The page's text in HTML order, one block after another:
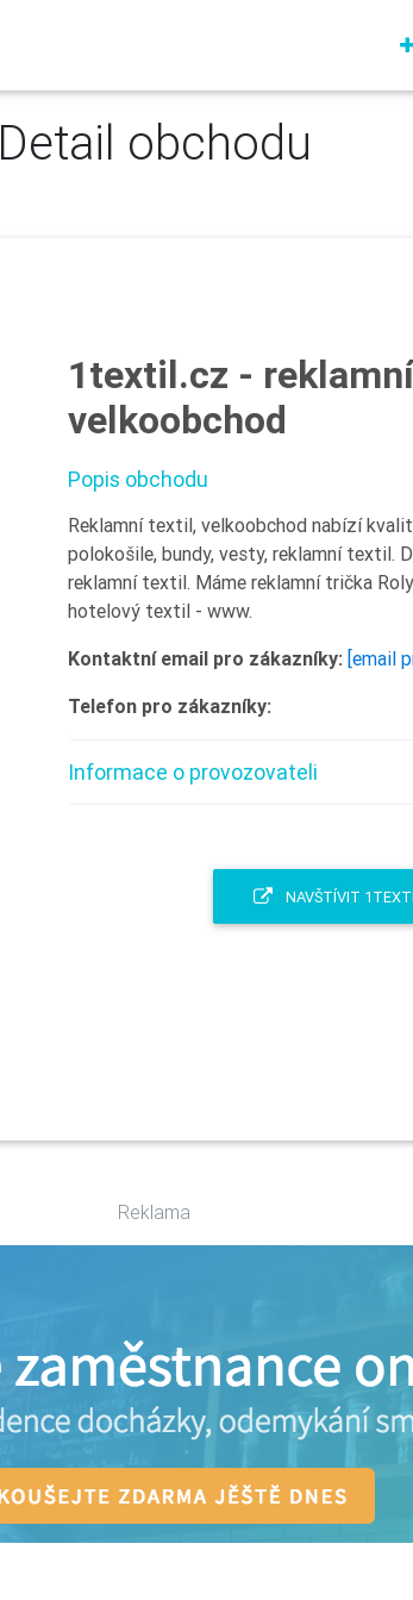
Detail obchodu
1textil.cz -
velkoobchod
Popis obchodu
Reklamní textil, velkoobchod nabízí
polokošile, bundy, vesty, reklamní textil.
reklamní textil. Máme reklamní trička
hotelový textil - www.
Kontaktní email pro zákazníky: [email
Telefon pro zákazníky:
Informace o provozovateli
NAVŠTÍVIT
Reklama